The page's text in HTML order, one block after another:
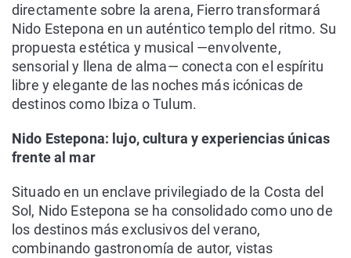
directamente sobre la arena, Fierro transformará
Nido Estepona en un auténtico templo del ritmo. Su
propuesta estética y musical —envolvente,
sensorial y llena de alma— conecta con el espíritu
libre y elegante de las noches más icónicas de
destinos como Ibiza o Tulum.
Nido Estepona: lujo, cultura y experiencias únicas
frente al mar
Situado en un enclave privilegiado de la Costa del
Sol, Nido Estepona se ha consolidado como uno de
los destinos más exclusivos del verano,
combinando gastronomía de autor, vistas